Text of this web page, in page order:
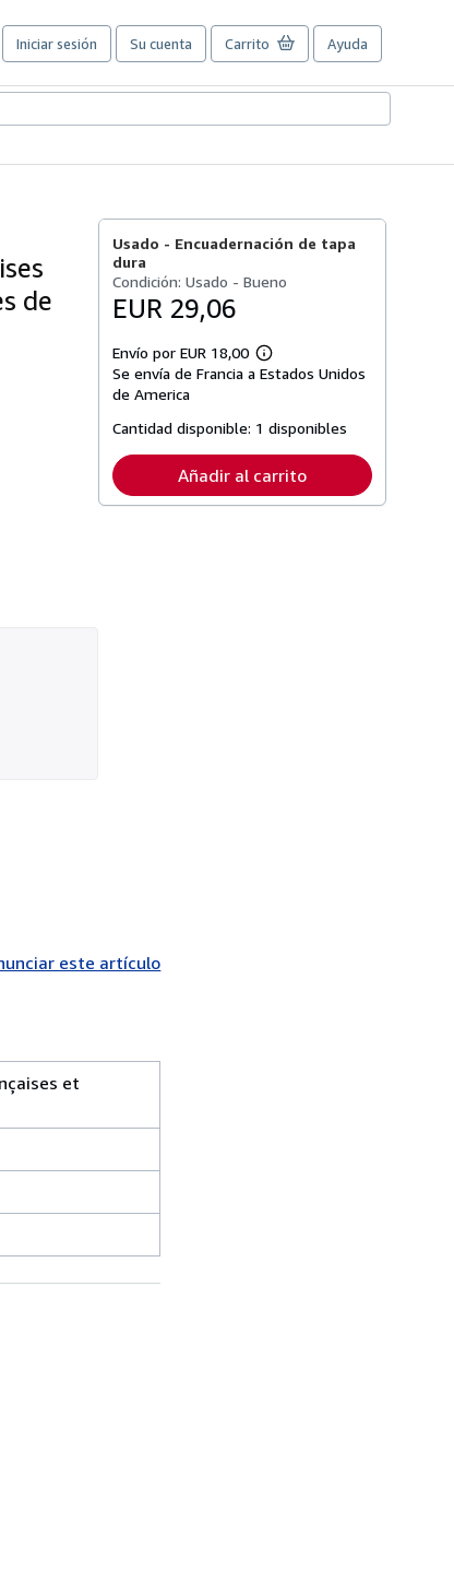
Iniciar sesión Su cuenta Carrito Ayuda
de
Usado - Encuadernación de tapa
dura
Condición: Usado - Bueno
EUR 29,06
Envío por EUR 18,00
Más
información
tarifas
envío
Se envía de Francia a Estados Unidos
de America
Cantidad disponible: 1 disponibles
Añadir al carrito
este artículo
et